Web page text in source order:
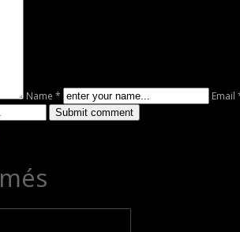
Name * Email